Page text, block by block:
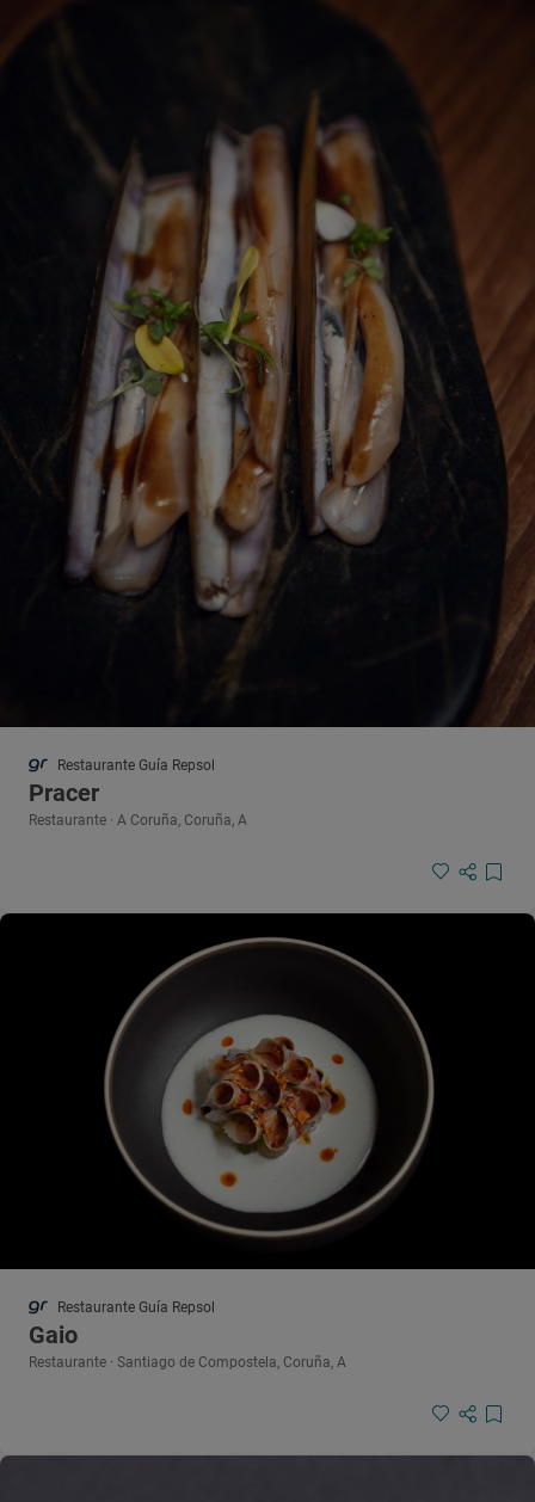
Restaurante Guía Repsol
Pracer
Restaurante · A Coruña, Coruña, A
Restaurante Guía Repsol
Gaio
Restaurante · Santiago de Compostela, Coruña, A